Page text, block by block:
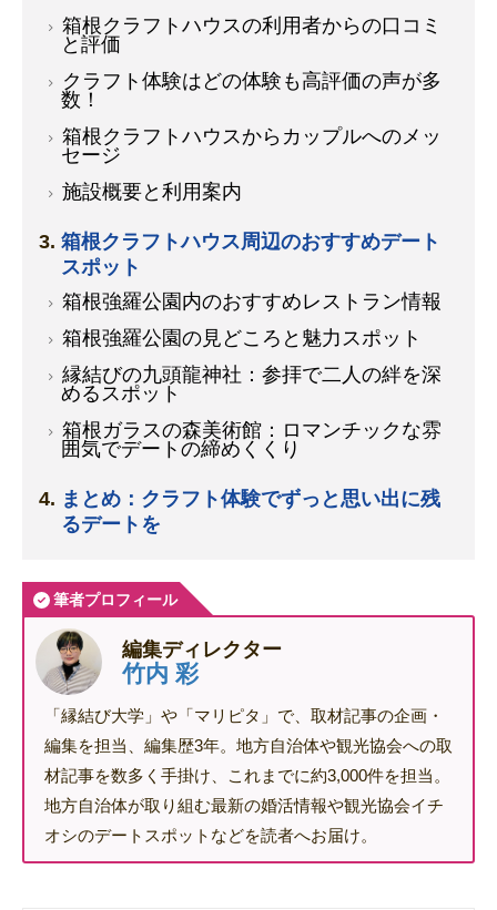
箱根クラフトハウスの利用者からの口コミ
と評価
クラフト体験はどの体験も高評価の声が多
数！
箱根クラフトハウスからカップルへのメッ
セージ
施設概要と利用案内
箱根クラフトハウス周辺のおすすめデート
スポット
箱根強羅公園内のおすすめレストラン情報
箱根強羅公園の見どころと魅力スポット
縁結びの九頭龍神社：参拝で二人の絆を深
めるスポット
箱根ガラスの森美術館：ロマンチックな雰
囲気でデートの締めくくり
まとめ：クラフト体験でずっと思い出に残
るデートを
筆者プロフィール
編集ディレクター
竹内 彩
「縁結び大学」や「マリピタ」で、取材記事の企画・
編集を担当、編集歴3年。地方自治体や観光協会への取
材記事を数多く手掛け、これまでに約3,000件を担当。
地方自治体が取り組む最新の婚活情報や観光協会イチ
オシのデートスポットなどを読者へお届け。